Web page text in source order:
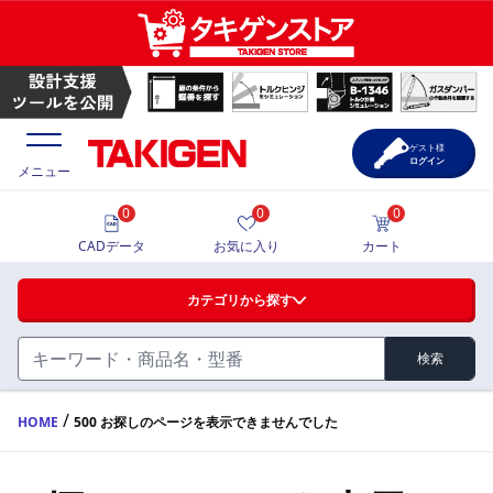
ハンドル・取手・つまみ・周辺機器
FA・A
蝶番・ステー・周辺機器
価格一覧
製品カタログ
メニュー
カテゴリから探す
検索
0
CADデータ
0
お気に入り
0
カート
ゲスト様
ログイン
HOME / 500 お探しのページを表示できませんでした